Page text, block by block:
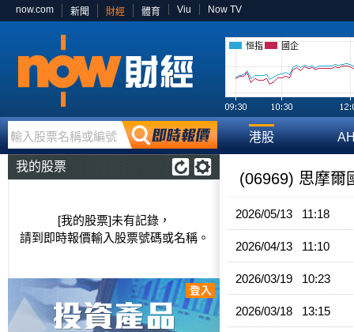
now.com 新聞 財經 體育 Viu Now TV
恒指 國企
輸入股票名稱或編號 港股
我的股票
[我的股票]未有記錄，
請到即時報價輸入股票號碼或名稱。
(06969) 思摩爾
2026/05/13 11:18
2026/04/13 11:10
2026/03/19 10:23
2026/03/18 13:15